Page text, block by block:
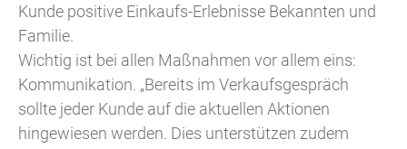
Kunde positive Einkaufs-Erlebnisse Bekannten und
Familie.
Wichtig ist bei allen Maßnahmen vor allem eins:
Kommunikation. „Bereits im Verkaufsgespräch
sollte jeder Kunde auf die aktuellen Aktionen
hingewiesen werden. Dies unterstützen zudem